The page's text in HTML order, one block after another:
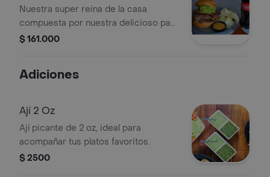
Combo
Nuestra super reina de la casa
compuesta por nuestra delicioso pan
papa brioche, salsa de la casa, carne
esta exquisita creacion con nuestro
acompañantes vendran unos
deliciosos chips de platanos verdes,
acompañados de su respectivo
bebida coca cola a tu elecion.
$ 161.000
Adiciones
Ají 2 Oz
Ají picante de 2 oz, ideal para
acompañar tus platos favoritos.
$ 2500